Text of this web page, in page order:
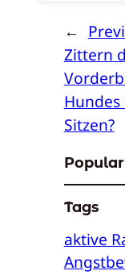
←
Zittern
Sitzen?
Tags
aktive